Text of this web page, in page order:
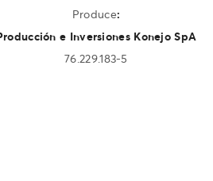
Produce:
e Inversiones Konejo SpA
76.229.183-5